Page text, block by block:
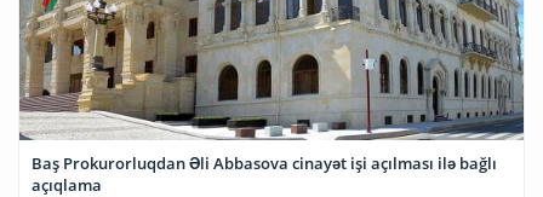
Baş Prokurorluqdan Əli Abbasova cinayət işi açılması ilə bağlı
açıqlama